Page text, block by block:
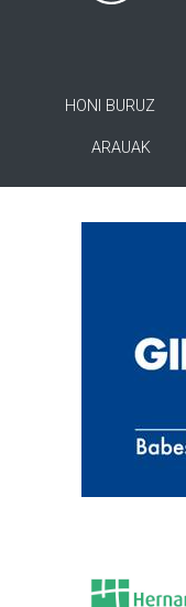
HONI BURUZ
ARAUAK